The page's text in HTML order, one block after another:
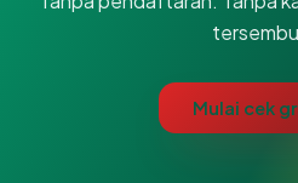
Mulai cek